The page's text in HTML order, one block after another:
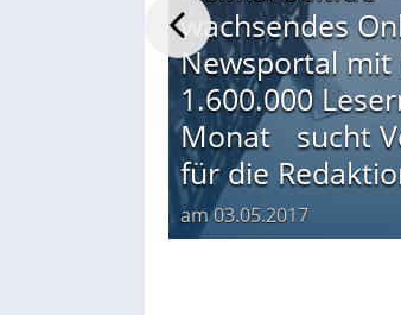
wachsendes
Newsportal mit
1.600.000
Monat sucht
für die
am03.05.2017